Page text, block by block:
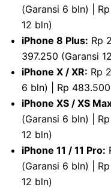
(Garansi 6 bln) |
12 bln)
iPhone 8 Plus: Rp
397.250 (Garansi
iPhone X / XR: Rp
6 bln) | Rp
iPhone XS / XS
(Garansi 6 bln) |
12 bln)
iPhone 11 / 11 Pro:
(Garansi 6 bln) |
12 bln)